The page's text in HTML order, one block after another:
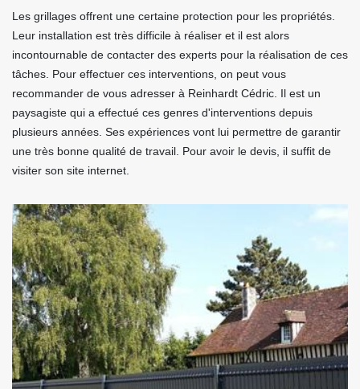
Les grillages offrent une certaine protection pour les propriétés.
Leur installation est très difficile à réaliser et il est alors
incontournable de contacter des experts pour la réalisation de ces
tâches. Pour effectuer ces interventions, on peut vous
recommander de vous adresser à Reinhardt Cédric. Il est un
paysagiste qui a effectué ces genres d'interventions depuis
plusieurs années. Ses expériences vont lui permettre de garantir
une très bonne qualité de travail. Pour avoir le devis, il suffit de
visiter son site internet.